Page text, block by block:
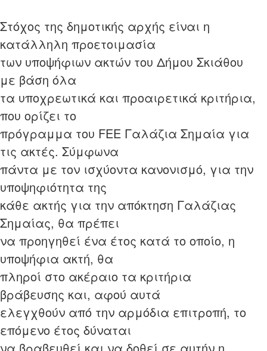
Στόχος της δημοτικής αρχής είναι η
κατάλληλη προετοιμασία
των υποψήφιων ακτών του Δήμου Σκιάθου
με βάση όλα
τα υποχρεωτικά και προαιρετικά κριτήρια,
που ορίζει το
πρόγραμμα του FEE Γαλάζια Σημαία για
τις ακτές. Σύμφωνα
πάντα με τον ισχύοντα κανονισμό, για την
υποψηφιότητα της
κάθε ακτής για την απόκτηση Γαλάζιας
Σημαίας, θα πρέπει
να προηγηθεί ένα έτος κατά το οποίο, η
υποψήφια ακτή, θα
πληροί στο ακέραιο τα κριτήρια
βράβευσης και, αφού αυτά
ελεγχθούν από την αρμόδια επιτροπή, το
επόμενο έτος δύναται